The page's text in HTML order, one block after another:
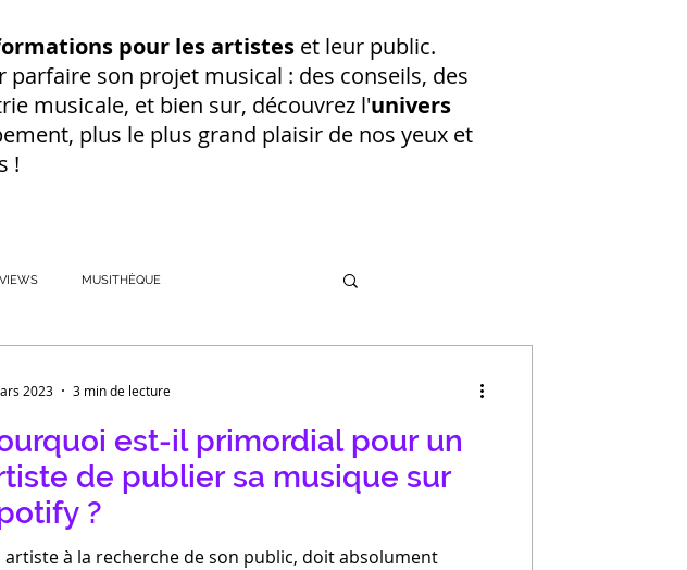
pour les artistes et leur public.
parfaire son projet musical : des conseils, des
musicale, et bien sur, découvrez l'univers
plus le plus grand plaisir de nos yeux et
!
MUSITHÈQUE
est-il primordial pour un
de publier sa musique sur
?
artiste à la recherche de son public, doit absolument
2023 3 min de lecture